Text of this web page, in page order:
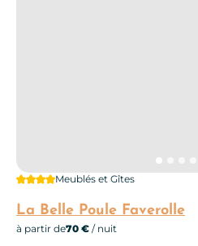
La Belle Poule Faverolle
4 étoilesMeublés et Gîtes
à partir de70 € / nuit